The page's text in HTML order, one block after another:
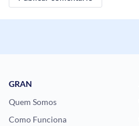
GRAN
Quem Somos
Como Funciona